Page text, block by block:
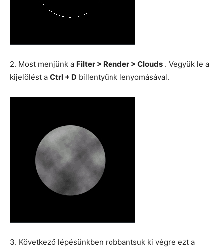
2. Most menjünk a Filter > Render > Clouds . Vegyük le a
kijelölést a Ctrl + D billentyűnk lenyomásával.
3. Következő lépésünkben robbantsuk ki végre ezt a